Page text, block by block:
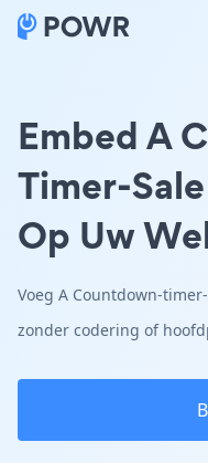
Embed A
Timer-Sale
Op Uw
Voeg A Countdown-
zonder codering of